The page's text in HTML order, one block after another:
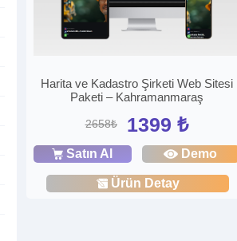
Harita ve Kadastro Şirketi Web Sitesi
Paketi – Kahramanmaraş
2658₺ 1399 ₺
Satın Al Demo
Ürün Detay